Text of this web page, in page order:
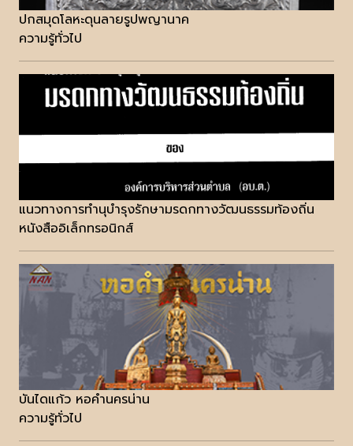
ปกสมุดโลหะดุนลายรูปพญานาค
ความรู้ทั่วไป
แนวทางการทำนุบำรุงรักษามรดกทางวัฒนธรรมท้องถิ่น
หนังสืออิเล็กทรอนิกส์
บันไดแก้ว หอคำนครน่าน
ความรู้ทั่วไป